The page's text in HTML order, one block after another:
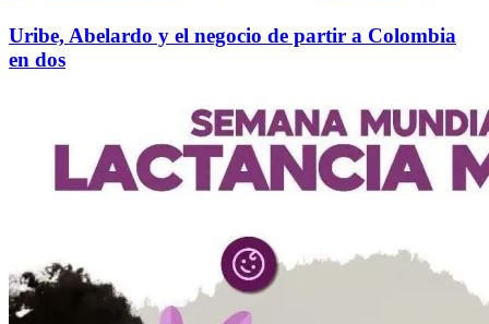
Uribe, Abelardo y el negocio de partir a Colombia
en dos